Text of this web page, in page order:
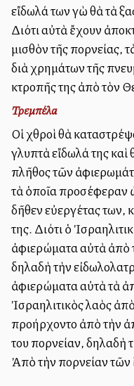
εἴδωλά των ἐγὼ θὰ τὰ
Διότι αὐτὰ ἔχουν
μισθὸν τῆς πορνείας,
διὰ χρημάτων τῆς
ἐκτροπῆς της ἀπὸ τὸν
Τρεμπέλα
Οἱ ἐχθροὶ θὰ
γλυπτὰ εἴδωλά της
πλῆθος τῶν
τὰ ὁποῖα προσέφεραν
δῆθεν εὐεργέτας των,
της. Διότι ὁ
ἀφιερώματα αὐτὰ ἀπὸ
δηλαδὴ τὴν
ἀφιερώματα αὐτὰ τὰ
Ἰσραηλιτικὸς λαὸς
προήρχοντο ἀπὸ τὴν
του πορνείαν, δηλαδὴ
Ἀπὸ τὴν πορνείαν τῶν